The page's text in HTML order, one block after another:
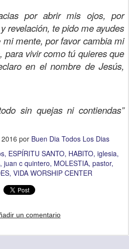
por abrir mis ojos, por
revelación, te pido me ayudes
mente, por favor cambia mi
para vivir como tú quieres que
en el nombre de Jesús,
sin quejas ni contiendas”
por Buen Dia Todos Los Dias
ESPÍRITU SANTO HABITO iglesia
juan c quintero MOLESTIA pastor
VIDA WORSHIP CENTER
un comentario